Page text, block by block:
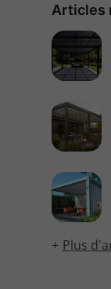
Articles
Plus